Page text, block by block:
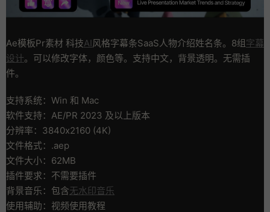
Ae模板Pr素材 科技AI风格字幕条SaaS人物介绍姓名条。8组字幕
设计。可以修改字体，颜色等。支持中文，背景透明。无需插
件。
支持系统：Win 和 Mac
软件支持：AE/PR 2023 及以上版本
分辨率：3840x2160 (4K)
文件格式：.aep
文件大小：62MB
插件要求：不需要插件
背景音乐：包含无水印音乐
使用辅助：视频使用教程